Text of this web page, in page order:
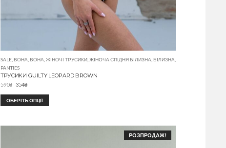
SALE, ВОНА ВОНА ЖІНОЧІ ТРУСИКИ, ЖІНОЧА СПІДНЯ БІЛИЗНА БІЛИЗНА
PANTIES
ТРУСИКИ GUILTY LEOPARD BROWN
590₴ 354₴
ОБЕРІТЬ ОПЦІЇ
РОЗПРОДАЖ!